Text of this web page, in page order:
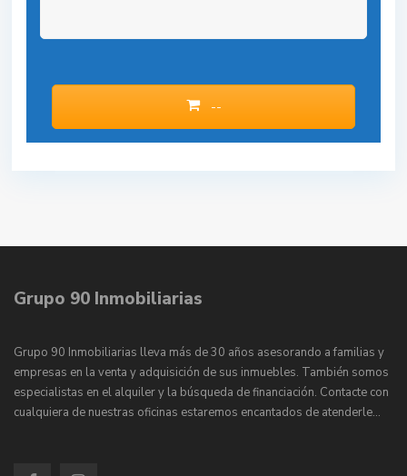
--
Grupo 90 Inmobiliarias
Grupo 90 Inmobiliarias lleva más de 30 años asesorando a familias y
empresas en la venta y adquisición de sus inmuebles. También somos
especialistas en el alquiler y la búsqueda de financiación. Contacte con
cualquiera de nuestras oficinas estaremos encantados de atenderle…